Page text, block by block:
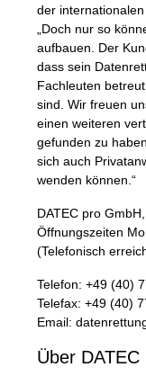
der internationalen
„Doch nur so
aufbauen. Der
dass sein
Fachleuten
sind. Wir freuen
einen weiteren
gefunden zu
sich auch
wenden können.“
DATEC pro
Öffnungszeiten
(Telefonisch
Telefon: +49 (40)
Telefax: +49 (40)
Email:
Über DATEC